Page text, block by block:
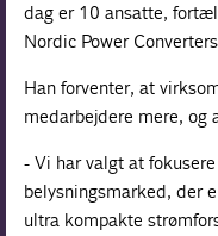
dag er 10 ansatte,
Nordic Power
Han forventer, at
medarbejdere mere,
- Vi har valgt at
belysningsmarked, der
ultra kompakte